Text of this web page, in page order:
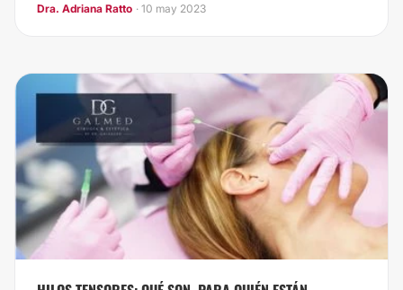
Dra. Adriana Ratto · 10 may 2023